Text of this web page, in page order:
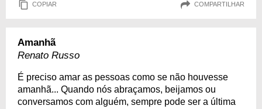
COPIAR COMPARTILHAR
Amanhã
Renato Russo
É preciso amar as pessoas como se não houvesse
amanhã... Quando nós abraçamos, beijamos ou
conversamos com alguém, sempre pode ser a última